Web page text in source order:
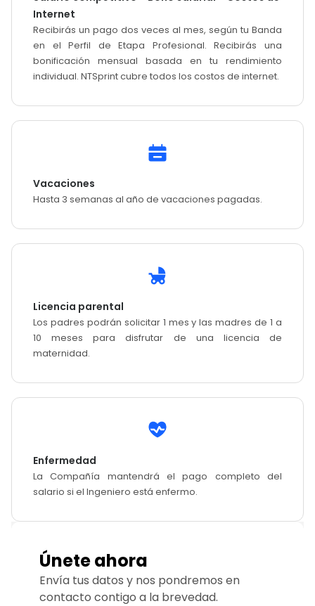
Internet
Recibirás un pago dos veces al mes, según tu Banda
en el Perfil de Etapa Profesional. Recibirás una
bonificación mensual basada en tu rendimiento
individual. NTSprint cubre todos los costos de internet.
Vacaciones
Hasta 3 semanas al año de vacaciones pagadas.
Licencia parental
Los padres podrán solicitar 1 mes y las madres de 1 a
10 meses para disfrutar de una licencia de
maternidad.
Enfermedad
La Compañía mantendrá el pago completo del
salario si el Ingeniero está enfermo.
Únete ahora
Envía tus datos y nos pondremos en
contacto contigo a la brevedad.